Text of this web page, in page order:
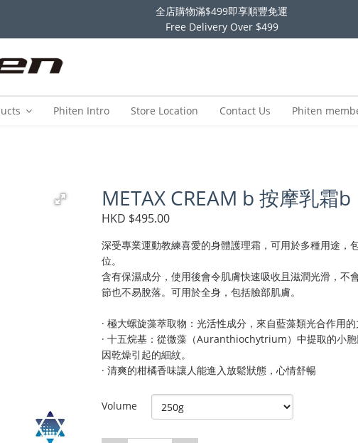
全店購物滿$499即享順豐免運
Free Delivery Over $499
Phiten Intro Store Location Contact Us Phiten
METAX CREAM b 按摩乳霜b
HKD $495.00
深受專業運動教練喜愛的身體護理霜，可用於多種用途
位。
含有保濕成分，使用後會令肌膚快速吸收且滋潤光滑，
節也不易脫落。可用於全身，包括臉部肌膚。
· 極大螺旋藻萃取物：光活性成分，來自藍藻類光合作用
· 十五烷基：從微藻（Auranthiochytrium）中提取的小
因乾燥引起的細紋。
· 清爽的柑橘香味讓人能進入放鬆狀態，心情舒暢
Volume